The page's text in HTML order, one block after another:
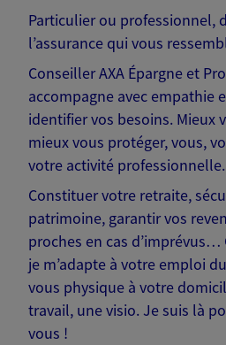
Particulier ou professionnel,
l’assurance qui vous
Conseiller AXA Épargne et
accompagne avec empathie
identifier vos besoins. Mieux
mieux vous protéger, vous,
votre activité professionnelle.
Constituer votre retraite,
patrimoine, garantir vos
proches en cas d’imprévus…
je m’adapte à votre emploi
vous physique à votre
travail, une visio. Je suis là
vous !